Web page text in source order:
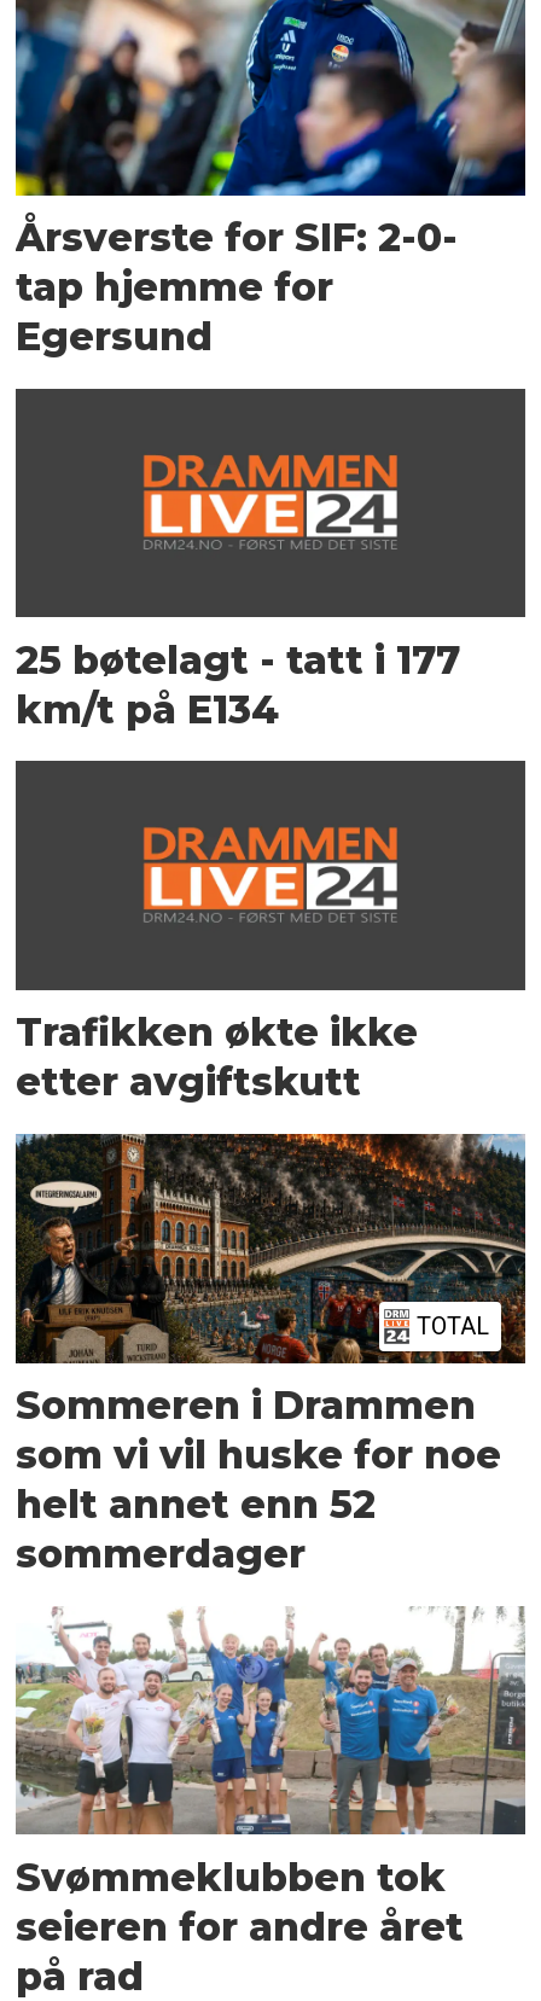
Årsverste for SIF: 2-0-
tap hjemme for
Egersund
25 bøtelagt - tatt i 177
km/t på E134
Trafikken økte ikke
etter avgiftskutt
TOTAL
Sommeren i Drammen
som vi vil huske for noe
helt annet enn 52
sommerdager
Svømmeklubben tok
seieren for andre året
på rad